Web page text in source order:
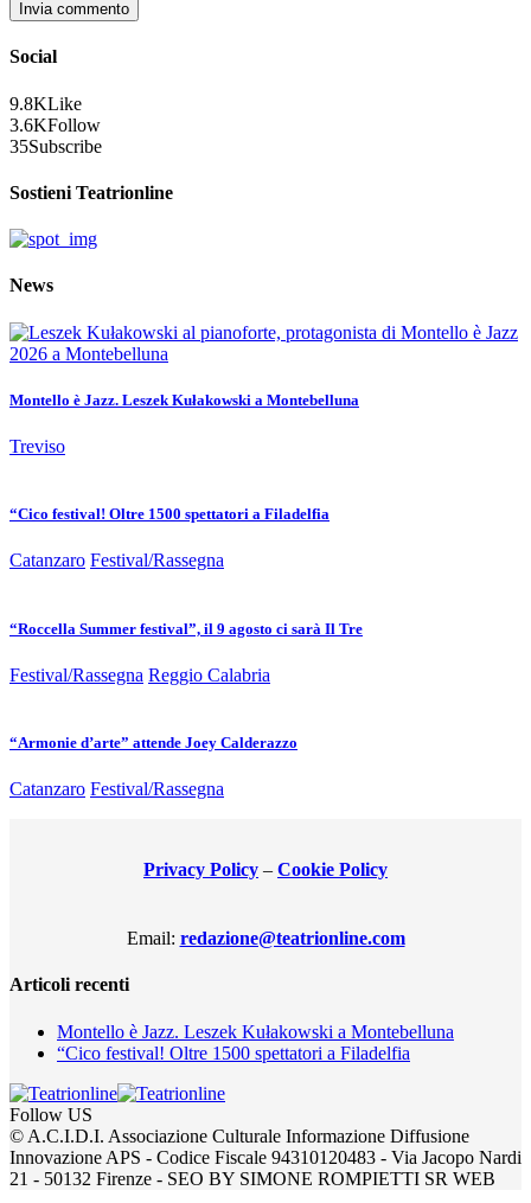
Social
9.8KLike
3.6KFollow
35Subscribe
Sostieni Teatrionline
News
Montello è Jazz. Leszek Kułakowski a Montebelluna
Treviso
“Cico festival! Oltre 1500 spettatori a Filadelfia
Catanzaro Festival/Rassegna
“Roccella Summer festival”, il 9 agosto ci sarà Il Tre
Festival/Rassegna Reggio Calabria
“Armonie d’arte” attende Joey Calderazzo
Catanzaro Festival/Rassegna
Privacy Policy – Cookie Policy
Email: redazione@teatrionline.com
Articoli recenti
Montello è Jazz. Leszek Kułakowski a Montebelluna
“Cico festival! Oltre 1500 spettatori a Filadelfia
Follow US
© A.C.I.D.I. Associazione Culturale Informazione Diffusione
Innovazione APS - Codice Fiscale 94310120483 - Via Jacopo Nardi
21 - 50132 Firenze - SEO BY SIMONE ROMPIETTI SR WEB